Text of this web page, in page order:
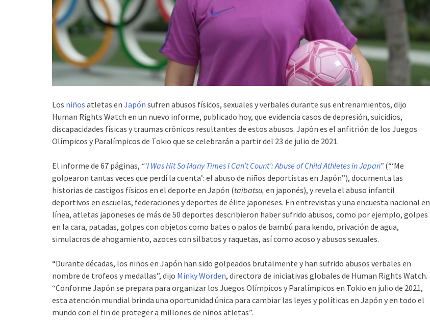
Los niños atletas en Japón sufren abusos físicos, sexuales y verbales durante sus entrenamientos, dijo
Human Rights Watch en un nuevo informe, publicado hoy, que evidencia casos de depresión, suicidios,
discapacidades físicas y traumas crónicos resultantes de estos abusos. Japón es el anfitrión de los Juegos
Olímpicos y Paralímpicos de Tokio que se celebrarán a partir del 23 de julio de 2021.
El informe de 67 páginas, “‘I Was Hit So Many Times I Can’t Count’: Abuse of Child Athletes in Japan” (“‘Me
golpearon tantas veces que perdí la cuenta’: el abuso de niños deportistas en Japón”), documenta las
historias de castigos físicos en el deporte en Japón (taibatsu, en japonés), y revela el abuso infantil
deportivos en escuelas, federaciones y deportes de élite japoneses. En entrevistas y una encuesta nacional en
línea, atletas japoneses de más de 50 deportes describieron haber sufrido abusos, como por ejemplo, golpes
en la cara, patadas, golpes con objetos como bates o palos de bambú para kendo, privación de agua,
simulacros de ahogamiento, azotes con silbatos y raquetas, así como acoso y abusos sexuales.
“Durante décadas, los niños en Japón han sido golpeados brutalmente y han sufrido abusos verbales en
nombre de trofeos y medallas”, dijo Minky Worden, directora de iniciativas globales de Human Rights Watch.
“Conforme Japón se prepara para organizar los Juegos Olímpicos y Paralímpicos en Tokio en julio de 2021,
esta atención mundial brinda una oportunidad única para cambiar las leyes y políticas en Japón y en todo el
mundo con el fin de proteger a millones de niños atletas”.